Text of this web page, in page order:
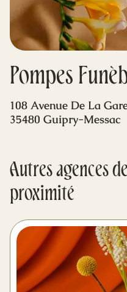
Livraison de
Blog
Pompes
108 Avenue De La
35480 Guipry-Messac
Autres agences
proximité